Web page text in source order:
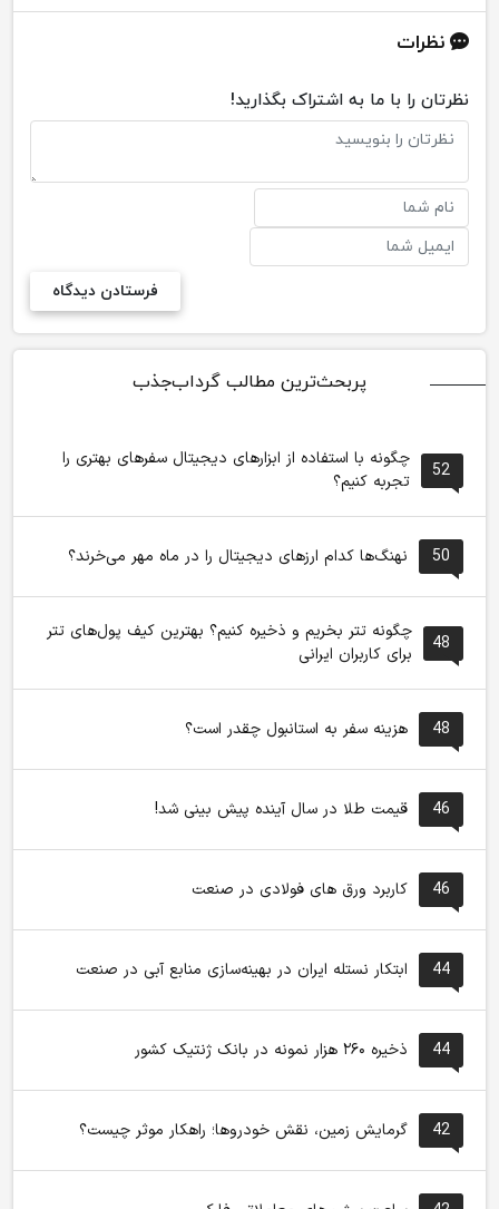
نظرات
نظرتان را با ما به اشتراک بگذارید!
پربحث‌ترین مطالب گرداب‌جذب
52
چگونه با استفاده از ابزارهای دیجیتال سفرهای بهتری را
تجربه کنیم؟
50 نهنگ‌ها کدام ارزهای دیجیتال را در ماه مهر می‌خرند؟
48
چگونه تتر بخریم و ذخیره کنیم؟ بهترین کیف پول‌های تتر
برای کاربران ایرانی
48 هزینه سفر به استانبول چقدر است؟
46 قیمت طلا در سال آینده پیش بینی شد!
46 کاربرد ورق های فولادی در صنعت
44 ابتکار نستله ایران در بهینه‌سازی منابع آبی در صنعت
44 ذخیره ۲۶۰ هزار نمونه در بانک ژنتیک کشور
42 گرمایش زمین، نقش خودروها؛ راهکار موثر چیست؟